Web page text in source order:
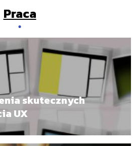
Praca
skutecznych
UX